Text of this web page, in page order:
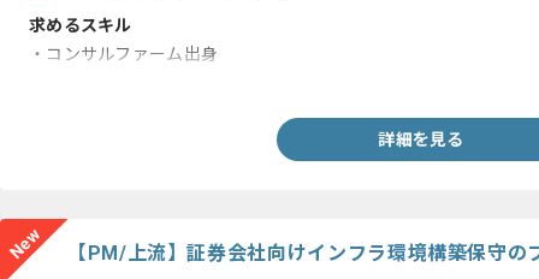
求めるスキル
・コンサルファーム出身
詳細を見る
New 【PM/上流】証券会社向けインフラ環境構築保守の